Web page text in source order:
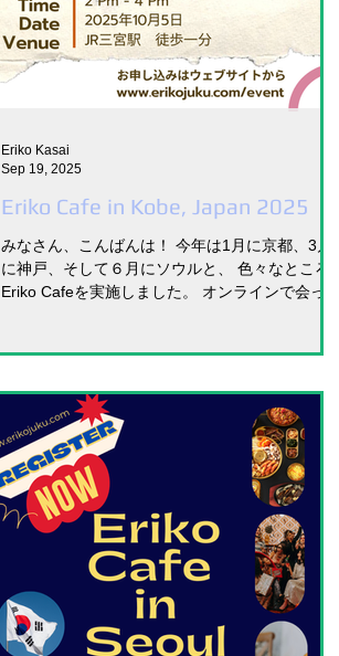
Eriko Cafe in Kobe, Japan 2025
みなさん、こんばんは！ 今年は1月に京都、3月
に神戸、そして６月にソウルと、 色々なところで
Eriko Cafeを実施しました。 オンラインで会って
と、 一気にぐっと近く感じられます。...
Eriko Kasai
Sep 19, 2025